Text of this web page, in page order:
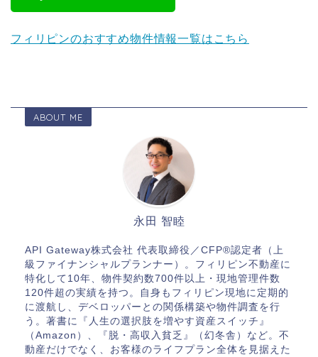
フィリピンのおすすめ物件情報一覧はこちら
ABOUT ME
永田 智睦
API Gateway株式会社 代表取締役／CFP®認定者（上
級ファイナンシャルプランナー）。フィリピン不動産に
特化して10年、物件契約数700件以上・現地管理件数
120件超の実績を持つ。自身もフィリピン現地に定期的
に渡航し、デベロッパーとの関係構築や物件調査を行
う。著書に『人生の選択肢を増やす資産スイッチ』
（Amazon）、『脱・高収入貧乏』（幻冬舎）など。不
動産だけでなく、お客様のライフプラン全体を見据えた